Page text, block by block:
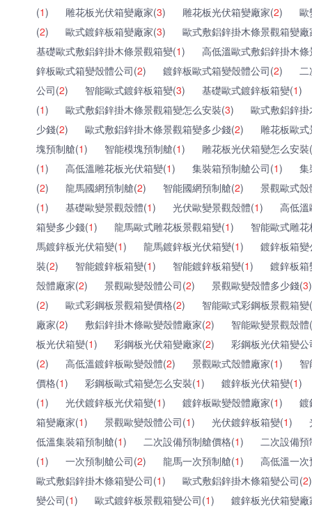
(1) 雕花板光伏箱變廠家(3) 雕花板光伏箱變廠家(2)
歐
(2) 歐式鍍鋅板箱變廠家(3)
歐式敷鋁鋅掛木條景觀箱變廠
基礎歐式敷鋁鋅掛木條景觀箱變(1)
高低溫歐式敷鋁鋅掛木
鋅板歐式箱變殼體公司(2) 鍍鋅板歐式箱變殼體公司(2)
公司(2) 智能歐式鍍鋅板箱變(3) 基礎歐式鍍鋅板箱變(1)
(1) 歐式敷鋁鋅掛木條景觀箱變怎么安裝(3)
歐式敷鋁鋅
少錢(2) 歐式敷鋁鋅掛木條景觀箱變多少錢(2)
雕花板歐
塊預制艙(1) 智能模塊預制艙(1)
雕花板光伏箱變怎么安裝(
(1) 高低溫雕花板光伏箱變(1) 集裝箱預制艙公司(1)
集
(2) 龍馬國網預制艙(2) 智能國網預制艙(2)
景觀歐式
(1) 基礎歐變景觀殼體(1) 光伏歐變景觀殼體(1)
高低
箱變多少錢(1) 龍馬歐式雕花板景觀箱變(1)
智能歐式雕
馬鍍鋅板光伏箱變(1) 龍馬鍍鋅板光伏箱變(1)
鍍鋅板箱
裝(2) 智能鍍鋅板箱變(1) 智能鍍鋅板箱變(1)
鍍鋅板
殼體廠家(2) 景觀歐變殼體公司(2) 景觀歐變殼體多少錢(3)
(2) 歐式彩鋼板景觀箱變價格(2)
智能歐式彩鋼板景觀箱變(
廠家(2) 敷鋁鋅掛木條歐變殼體廠家(2)
智能歐變景觀殼體(
板光伏箱變(1) 彩鋼板光伏箱變廠家(2)
彩鋼板光伏箱變公
(2) 高低溫鍍鋅板歐變殼體(2) 景觀歐式殼體廠家(1)
價格(1) 彩鋼板歐式箱變怎么安裝(1) 鍍鋅板光伏箱變(1)
(1) 光伏鍍鋅板光伏箱變(1) 鍍鋅板歐變殼體廠家(1)
鍍
箱變廠家(1) 景觀歐變殼體公司(1) 光伏鍍鋅板箱變(1)
低溫集裝箱預制艙(1) 二次設備預制艙價格(1)
二次設備
(1) 一次預制艙公司(2) 龍馬一次預制艙(1)
高低溫一
歐式敷鋁鋅掛木條箱變公司(1) 歐式敷鋁鋅掛木條箱變公司(2)
變公司(1) 歐式鍍鋅板景觀箱變公司(1)
鍍鋅板光伏箱變廠